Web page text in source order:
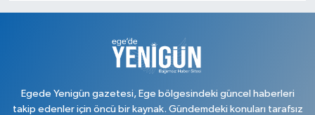
Egede Yenigün gazetesi, Ege bölgesindeki güncel haberleri
takip edenler için öncü bir kaynak. Gündemdeki konuları tarafsız